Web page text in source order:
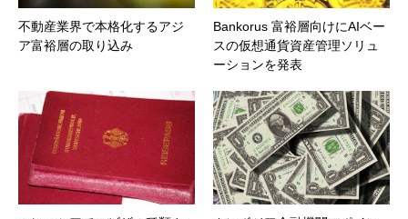
不動産業界で本格化するアジ
ア富裕層の取り込み
Bankorus 富裕層向けにAIベー
スの仮想通貨資産管理ソリュ
ーションを発表